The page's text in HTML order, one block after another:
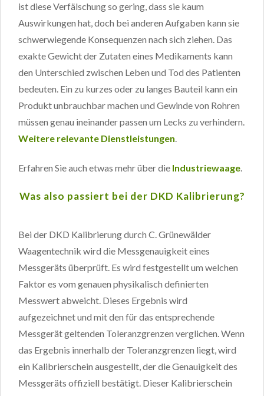
ist diese Verfälschung so gering, dass sie kaum
Auswirkungen hat, doch bei anderen Aufgaben kann sie
schwerwiegende Konsequenzen nach sich ziehen. Das
exakte Gewicht der Zutaten eines Medikaments kann
den Unterschied zwischen Leben und Tod des Patienten
bedeuten. Ein zu kurzes oder zu langes Bauteil kann ein
Produkt unbrauchbar machen und Gewinde von Rohren
müssen genau ineinander passen um Lecks zu verhindern.
Weitere relevante Dienstleistungen.
Erfahren Sie auch etwas mehr über die Industriewaage.
Was also passiert bei der DKD Kalibrierung?
Bei der DKD Kalibrierung durch C. Grünewälder
Waagentechnik wird die Messgenauigkeit eines
Messgeräts überprüft. Es wird festgestellt um welchen
Faktor es vom genauen physikalisch definierten
Messwert abweicht. Dieses Ergebnis wird
aufgezeichnet und mit den für das entsprechende
Messgerät geltenden Toleranzgrenzen verglichen. Wenn
das Ergebnis innerhalb der Toleranzgrenzen liegt, wird
ein Kalibrierschein ausgestellt, der die Genauigkeit des
Messgeräts offiziell bestätigt. Dieser Kalibrierschein